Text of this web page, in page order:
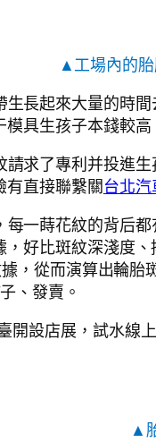
▲工場內的
長起來大量的時
具生孩子本錢較
求了專利并投進
有直接聯繫關台北
一蒔花紋的背后
好比斑紋深淺度
，從而演算出輪
、發賣。
開設店展，試水線
▲